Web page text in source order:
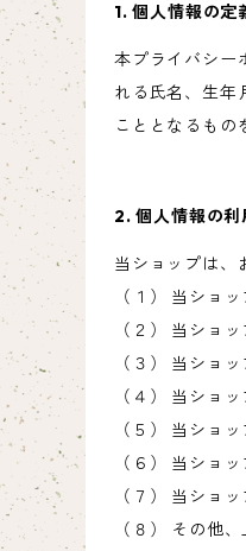
1. 個人情報の定
本プライバシー
れる氏名、生年
こととなるもの
2. 個人情報の利
当ショップは、
（１） 当ショ
（２） 当ショ
（３） 当ショ
（４） 当ショ
（５） 当ショ
（６） 当ショ
（７） 当ショ
（８） その他